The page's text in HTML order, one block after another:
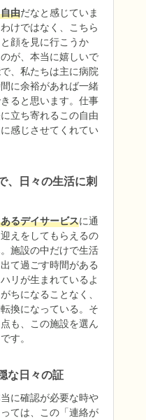
由だなと感じていま
けではなく、こちら
顔を見に行こうか
が、本当に嬉しいで
、私たちは主に病院
に余裕があれば一緒
ると思います。仕事
立ち寄れるこの自由
感じさせてくれてい
、日々の生活に刺
るデイサービスに通
えをしてもらえるの
施設の中だけで生活
て過ごす時間がある
リが生まれているよ
ちになることなく、
換になっている。そ
も、この施設を選ん
す。
な日々の証
に確認が必要な時や
ては、この「連絡が